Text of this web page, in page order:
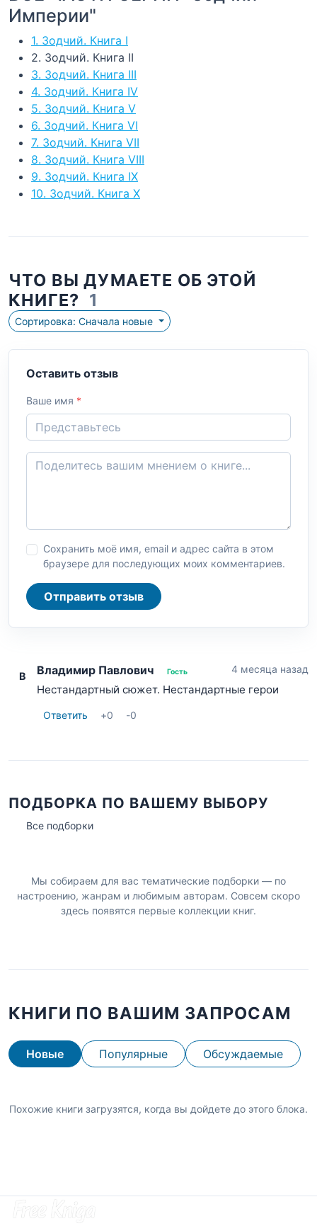
Империи"
1. Зодчий. Книга I
2. Зодчий. Книга II
3. Зодчий. Книга III
4. Зодчий. Книга IV
5. Зодчий. Книга V
6. Зодчий. Книга VI
7. Зодчий. Книга VII
8. Зодчий. Книга VIII
9. Зодчий. Книга IX
10. Зодчий. Книга Х
ЧТО ВЫ ДУМАЕТЕ ОБ ЭТОЙ
КНИГЕ? 1
Сортировка: Сначала новые
Оставить отзыв
Ваше имя *
Сохранить моё имя, email и адрес сайта в этом
браузере для последующих моих комментариев.
Отправить отзыв
В Владимир Павлович Гость 4 месяца назад
Нестандартный сюжет. Нестандартные герои
Ответить +0 -0
ПОДБОРКА ПО ВАШЕМУ ВЫБОРУ
Все подборки
Мы собираем для вас тематические подборки — по
настроению, жанрам и любимым авторам. Совсем скоро
здесь появятся первые коллекции книг.
КНИГИ ПО ВАШИМ ЗАПРОСАМ
Новые Популярные Обсуждаемые
Похожие книги загрузятся, когда вы дойдете до этого блока.